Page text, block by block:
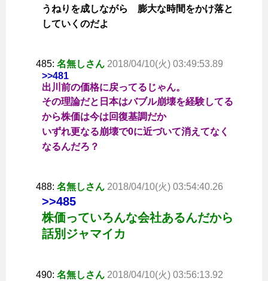
うねりを成しながら 膨大な時間をかけ落と
していくのだよ
485: 名無しさん 2018/04/10(火) 03:49:53.89
>>481
出川前の価格に戻ってるじゃん。
その理論だと日本はバブル崩壊を経験してる
から株価は今は回復基調だか
いずれ更なる崩壊で0に近づいて消えてなく
なるんだろ？
488: 名無しさん 2018/04/10(火) 03:54:40.26
>>485
株価っていろんな会社あるんだから
話別ジャマイカ
490: 名無しさん 2018/04/10(火) 03:56:13.92